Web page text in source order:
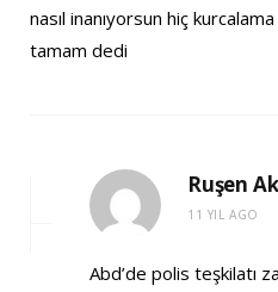
nasıl inanıyorsun hiç
tamam dedi
Ruşen
11 YIL AGO
Abd’de polis teşkilatı